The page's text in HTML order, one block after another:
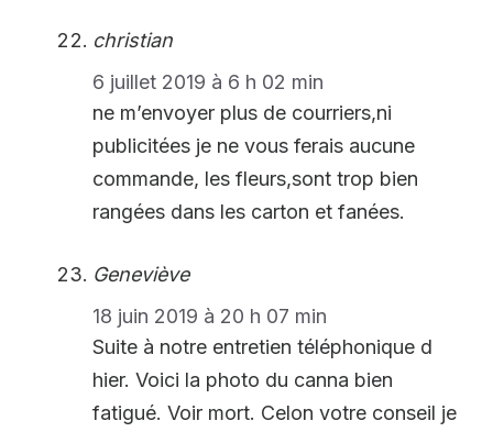
christian
6 juillet 2019 à 6 h 02 min
ne m’envoyer plus de courriers,ni
publicitées je ne vous ferais aucune
commande, les fleurs,sont trop bien
rangées dans les carton et fanées.
Geneviève
18 juin 2019 à 20 h 07 min
Suite à notre entretien téléphonique d
hier. Voici la photo du canna bien
fatigué. Voir mort. Celon votre conseil je